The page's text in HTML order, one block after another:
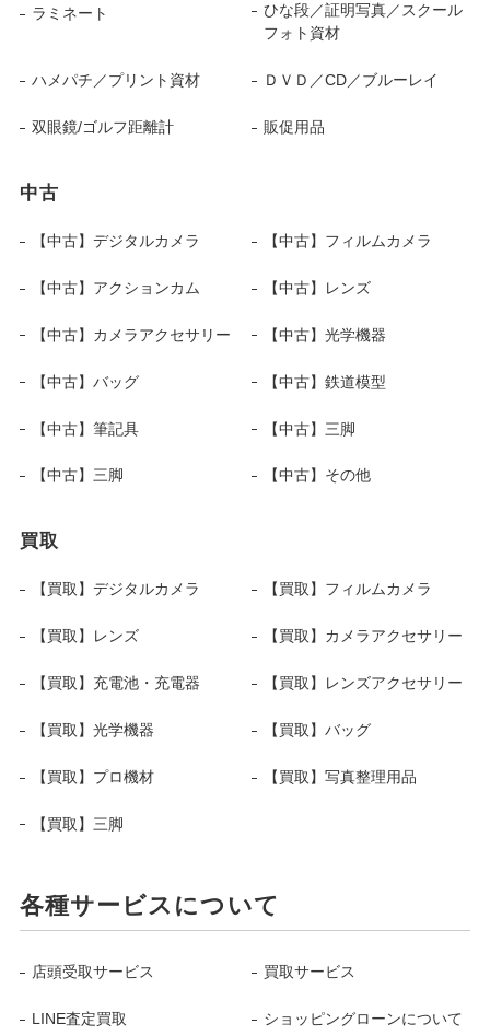
ラミネート
ひな段／証明写真／スクール
フォト資材
ハメパチ／プリント資材 ＤＶＤ／CD／ブルーレイ
双眼鏡/ゴルフ距離計 販促用品
中古
【中古】デジタルカメラ 【中古】フィルムカメラ
【中古】アクションカム 【中古】レンズ
【中古】カメラアクセサリー 【中古】光学機器
【中古】バッグ 【中古】鉄道模型
【中古】筆記具 【中古】三脚
【中古】三脚 【中古】その他
買取
【買取】デジタルカメラ 【買取】フィルムカメラ
【買取】レンズ 【買取】カメラアクセサリー
【買取】充電池・充電器 【買取】レンズアクセサリー
【買取】光学機器 【買取】バッグ
【買取】プロ機材 【買取】写真整理用品
【買取】三脚
各種サービスについて
店頭受取サービス 買取サービス
LINE査定買取 ショッピングローンについて